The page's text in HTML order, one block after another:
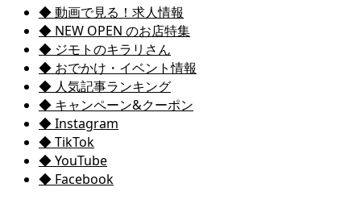
◆ 動画で見る！求人情報
◆ NEW OPEN のお店特集
◆ ジモトのキラリさん
◆ おでかけ・イベント情報
◆ 人気記事ランキング
◆ キャンペーン&クーポン
◆ Instagram
◆ TikTok
◆ YouTube
◆ Facebook